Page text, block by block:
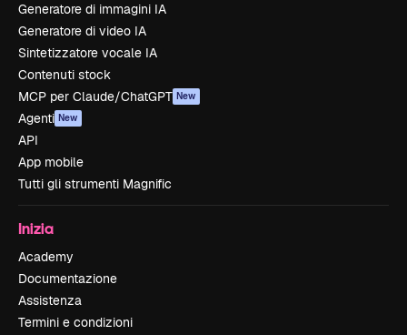
Generatore di immagini IA
Generatore di video IA
Sintetizzatore vocale IA
Contenuti stock
MCP per Claude/ChatGPT New
Agenti New
API
App mobile
Tutti gli strumenti Magnific
Inizia
Academy
Documentazione
Assistenza
Termini e condizioni